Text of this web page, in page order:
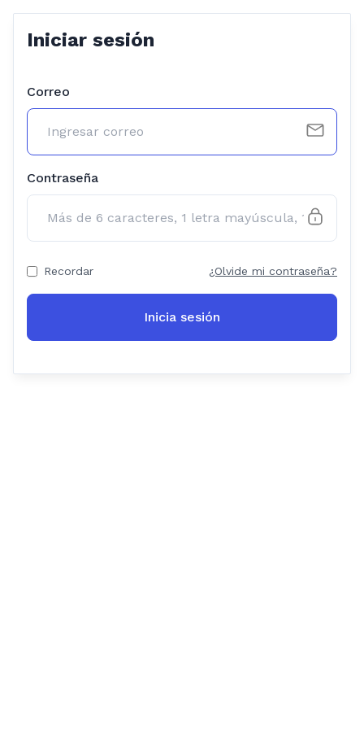
Iniciar sesión
Correo
Contraseña
Recordar ¿Olvide mi contraseña?